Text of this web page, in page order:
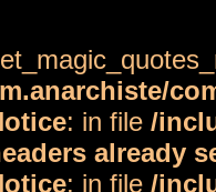
: in file /
already
: in file /